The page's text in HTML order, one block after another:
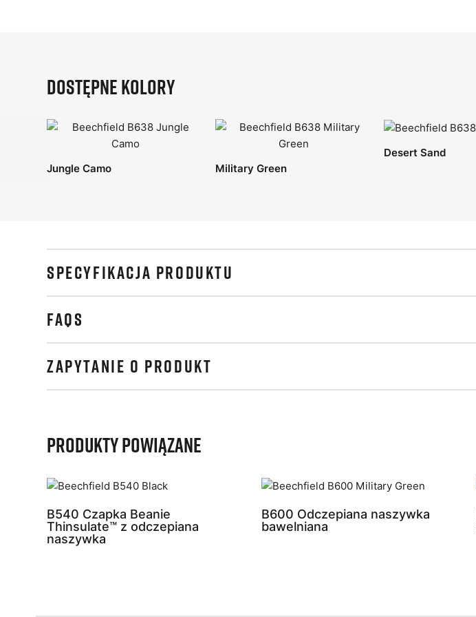
Dostępne kolory
Jungle Camo Military Green
Desert Sand
SPECYFIKACJA PRODUKTU
FAQS
ZAPYTANIE O PRODUKT
Produkty powiązane
B540 Czapka Beanie
Thinsulate™ z odczepiana
naszywka
B600 Odczepiana naszywka
bawelniana